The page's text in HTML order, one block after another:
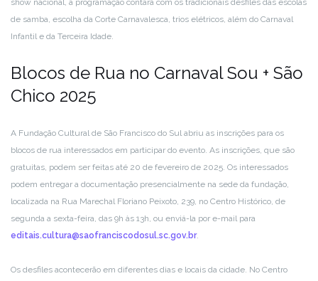
show nacional, a programação contará com os tradicionais desfiles das escolas
de samba, escolha da Corte Carnavalesca, trios elétricos, além do Carnaval
Infantil e da Terceira Idade.
Blocos de Rua no Carnaval Sou + São
Chico 2025
A Fundação Cultural de São Francisco do Sul abriu as inscrições para os
blocos de rua interessados em participar do evento. As inscrições, que são
gratuitas, podem ser feitas até 20 de fevereiro de 2025. Os interessados
podem entregar a documentação presencialmente na sede da fundação,
localizada na Rua Marechal Floriano Peixoto, 239, no Centro Histórico, de
segunda a sexta-feira, das 9h às 13h, ou enviá-la por e-mail para
editais.cultura@saofranciscodosul.sc.gov.br.
Os desfiles acontecerão em diferentes dias e locais da cidade. No Centro